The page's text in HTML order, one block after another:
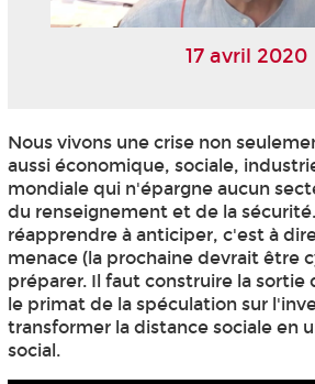
17 avril 2020
Nous vivons une crise non
aussi économique, sociale,
mondiale qui n'épargne aucun
du renseignement et de la
réapprendre à anticiper, c'est à
menace (la prochaine devrait être
préparer. Il faut construire la sortie
le primat de la spéculation sur
transformer la distance sociale en
social.